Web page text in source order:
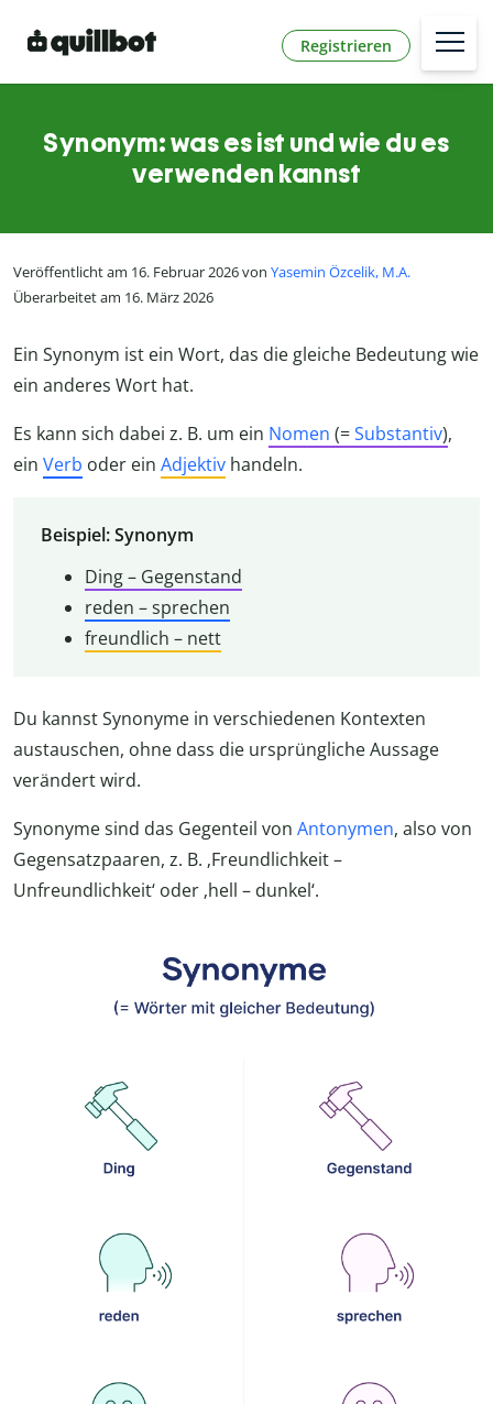
Registrieren
Synonym: was es ist und wie du es
verwenden kannst
Veröffentlicht am 16. Februar 2026 von Yasemin Özcelik, M.A.
Überarbeitet am 16. März 2026
Ein Synonym ist ein Wort, das die gleiche Bedeutung wie
ein anderes Wort hat.
Es kann sich dabei z. B. um ein Nomen (=Substantiv),
ein Verb oder ein Adjektiv handeln.
Beispiel: Synonym
Ding – Gegenstand
reden – sprechen
freundlich – nett
Du kannst Synonyme in verschiedenen Kontexten
austauschen, ohne dass die ursprüngliche Aussage
verändert wird.
Synonyme sind das Gegenteil von Antonymen, also von
Gegensatzpaaren, z. B. ‚Freundlichkeit –
Unfreundlichkeit‘ oder ‚hell – dunkel‘.